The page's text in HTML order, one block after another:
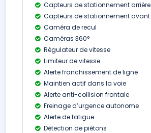
Capteurs de stationnement arrière
Capteurs de stationnement avant
Caméra de recul
Caméras 360°
Régulateur de vitesse
Limiteur de vitesse
Alerte franchissement de ligne
Maintien actif dans la voie
Alerte anti-collision frontale
Freinage d’urgence autonome
Alerte de fatigue
Détection de piétons